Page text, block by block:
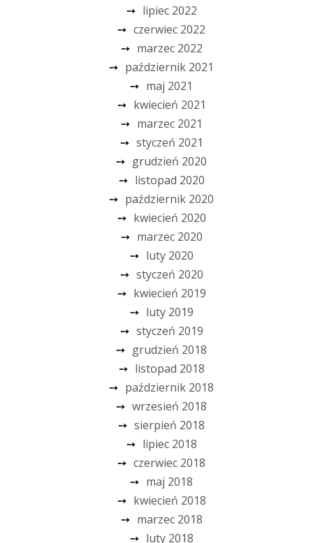
lipiec 2022
czerwiec 2022
marzec 2022
październik 2021
maj 2021
kwiecień 2021
marzec 2021
styczeń 2021
grudzień 2020
listopad 2020
październik 2020
kwiecień 2020
marzec 2020
luty 2020
styczeń 2020
kwiecień 2019
luty 2019
styczeń 2019
grudzień 2018
listopad 2018
październik 2018
wrzesień 2018
sierpień 2018
lipiec 2018
czerwiec 2018
maj 2018
kwiecień 2018
marzec 2018
luty 2018